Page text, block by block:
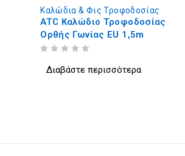
Καλώδια & Φις Τροφοδοσίας
ATC Καλώδιο Τροφοδοσίας
Ορθής Γωνίας EU 1,5m
Διαβάστε περισσότερα